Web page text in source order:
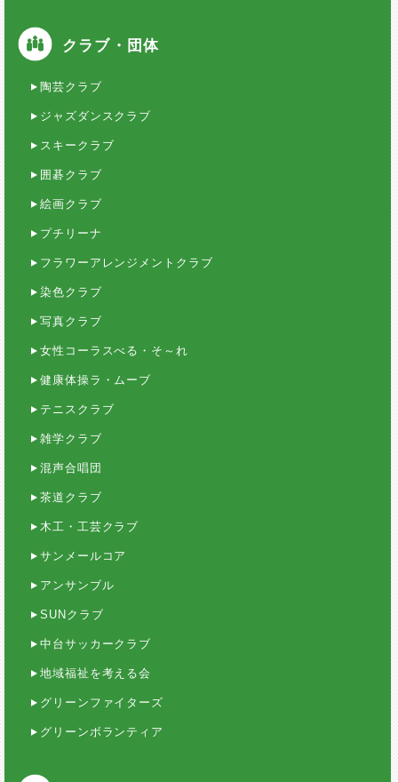
クラブ・団体
陶芸クラブ
ジャズダンスクラブ
スキークラブ
囲碁クラブ
絵画クラブ
プチリーナ
フラワーアレンジメントクラブ
染色クラブ
写真クラブ
女性コーラスべる・そ～れ
健康体操ラ・ムーブ
テニスクラブ
雑学クラブ
混声合唱団
茶道クラブ
木工・工芸クラブ
サンメールコア
アンサンブル
SUNクラブ
中台サッカークラブ
地域福祉を考える会
グリーンファイターズ
グリーンボランティア